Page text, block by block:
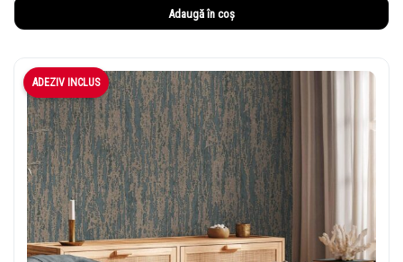
Adaugă în coș
ADEZIV INCLUS